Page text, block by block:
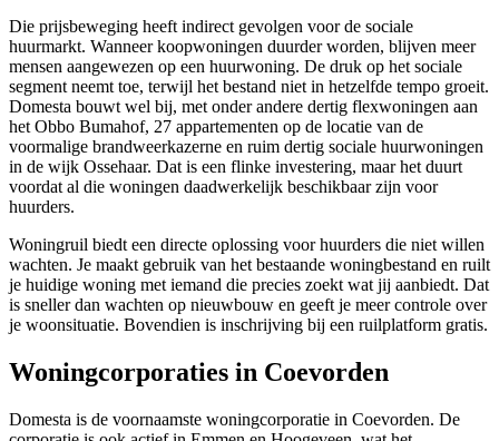
Die prijsbeweging heeft indirect gevolgen voor de sociale
huurmarkt. Wanneer koopwoningen duurder worden, blijven meer
mensen aangewezen op een huurwoning. De druk op het sociale
segment neemt toe, terwijl het bestand niet in hetzelfde tempo groeit.
Domesta bouwt wel bij, met onder andere dertig flexwoningen aan
het Obbo Bumahof, 27 appartementen op de locatie van de
voormalige brandweerkazerne en ruim dertig sociale huurwoningen
in de wijk Ossehaar. Dat is een flinke investering, maar het duurt
voordat al die woningen daadwerkelijk beschikbaar zijn voor
huurders.
Woningruil biedt een directe oplossing voor huurders die niet willen
wachten. Je maakt gebruik van het bestaande woningbestand en ruilt
je huidige woning met iemand die precies zoekt wat jij aanbiedt. Dat
is sneller dan wachten op nieuwbouw en geeft je meer controle over
je woonsituatie. Bovendien is inschrijving bij een ruilplatform gratis.
Woningcorporaties in Coevorden
Domesta is de voornaamste woningcorporatie in Coevorden. De